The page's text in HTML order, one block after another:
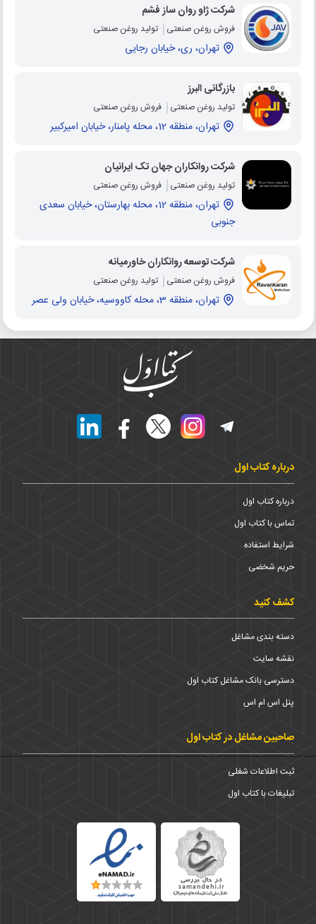
شرکت ژاو روان ساز فشم
فروش روغن صنعتی تولید روغن صنعتی
تهران، ری، خیابان رجایی
بازرگانی البرز
تولید روغن صنعتی فروش روغن صنعتی
تهران، منطقه 12، محله پامنار، خیابان امیرکبیر
شرکت روانکاران جهان تک ایرانیان
تولید روغن صنعتی فروش روغن صنعتی
تهران، منطقه 12، محله بهارستان، خیابان سعدی
جنوبی
شرکت توسعه روانکاران خاورمیانه
فروش روغن صنعتی تولید روغن صنعتی
تهران، منطقه 3، محله کاووسیه، خیابان ولی عصر
درباره کتاب اول
درباره کتاب اول
تماس با کتاب اول
شرایط استفاده
حریم شخضی
کشف کنید
دسته بندی مشاغل
نقشه سایت
دسترسی بانک مشاغل کتاب اول
پنل اس ام اس
صاحبین مشاغل در کتاب اول
ثبت اطلاعات شغلی
تبلیغات با کتاب اول